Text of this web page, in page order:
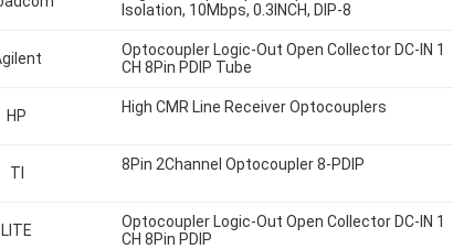
Isolation, 10Mbps, 0.3INCH, DIP-8
Optocoupler Logic-Out Open Collector DC-IN 1
CH 8Pin PDIP Tube
HP High CMR Line Receiver Optocouplers
TI 8Pin 2Channel Optocoupler 8-PDIP
LITE
Optocoupler Logic-Out Open Collector DC-IN 1
CH 8Pin PDIP